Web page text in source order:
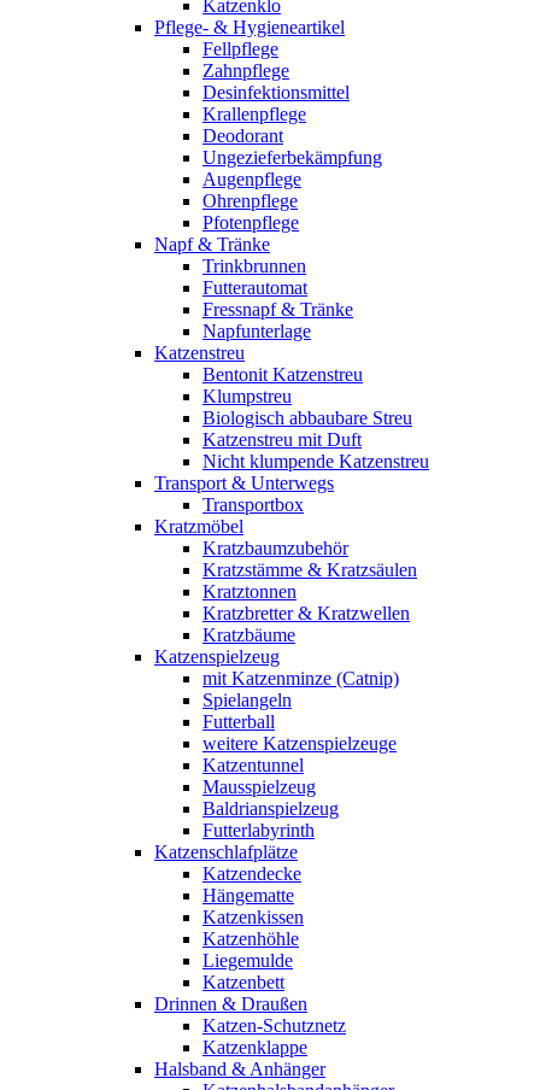
Katzenklo
Pflege- & Hygieneartikel
Fellpflege
Zahnpflege
Desinfektionsmittel
Krallenpflege
Deodorant
Ungezieferbekämpfung
Augenpflege
Ohrenpflege
Pfotenpflege
Napf & Tränke
Trinkbrunnen
Futterautomat
Fressnapf & Tränke
Napfunterlage
Katzenstreu
Bentonit Katzenstreu
Klumpstreu
Biologisch abbaubare Streu
Katzenstreu mit Duft
Nicht klumpende Katzenstreu
Transport & Unterwegs
Transportbox
Kratzmöbel
Kratzbaumzubehör
Kratzstämme & Kratzsäulen
Kratztonnen
Kratzbretter & Kratzwellen
Kratzbäume
Katzenspielzeug
mit Katzenminze (Catnip)
Spielangeln
Futterball
weitere Katzenspielzeuge
Katzentunnel
Mausspielzeug
Baldrianspielzeug
Futterlabyrinth
Katzenschlafplätze
Katzendecke
Hängematte
Katzenkissen
Katzenhöhle
Liegemulde
Katzenbett
Drinnen & Draußen
Katzen-Schutznetz
Katzenklappe
Halsband & Anhänger